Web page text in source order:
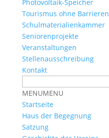
Photovoltaik-Speicher
Tourismus ohne Barrieren
Schulmaterialienkammer
Seniorenprojekte
Veranstaltungen
Stellenausschreibung
Kontakt
MENUMENU
Startseite
Haus der Begegnung
Satzung